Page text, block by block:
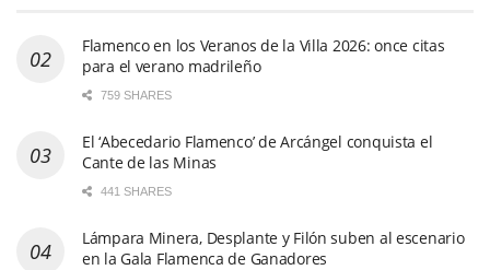
Flamenco en los Veranos de la Villa 2026: once citas
para el verano madrileño
759 SHARES
El ‘Abecedario Flamenco’ de Arcángel conquista el
Cante de las Minas
441 SHARES
Lámpara Minera, Desplante y Filón suben al escenario
en la Gala Flamenca de Ganadores